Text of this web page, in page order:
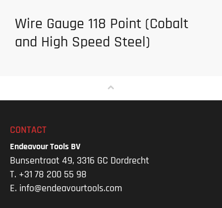
Wire Gauge 118 Point (Cobalt
and High Speed Steel)
CONTACT
Endeavour Tools BV
Bunsentraat 49, 3316 GC Dordrecht
T. +31 78 200 55 98
E. info@endeavourtools.com